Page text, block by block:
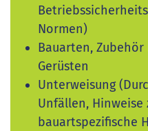
Normen)
Bauarten,
Gerüsten
Unterweisung
Unfällen,
bauartspezifische